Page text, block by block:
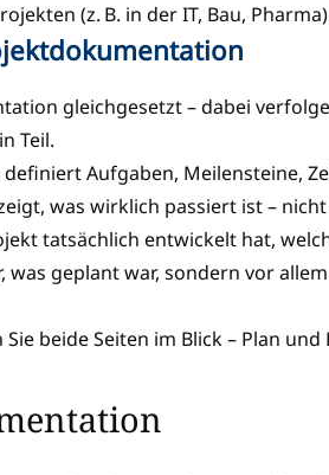
(z. B. in der IT, Bau,
gleichgesetzt – dabei
Teil.
Aufgaben, Meilensteine,
was wirklich passiert ist –
tatsächlich entwickelt hat,
geplant war, sondern vor
beide Seiten im Blick – Plan